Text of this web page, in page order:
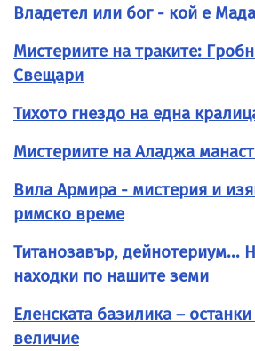
Владетел или бог - кой е
Мистериите на траките:
Свещари
Тихото гнездо на една
Мистериите на Аладжа
Вила Армира - мистерия и
римско време
Титанозавър, дейнотериум...
находки по нашите земи
Еленската базилика –
величие